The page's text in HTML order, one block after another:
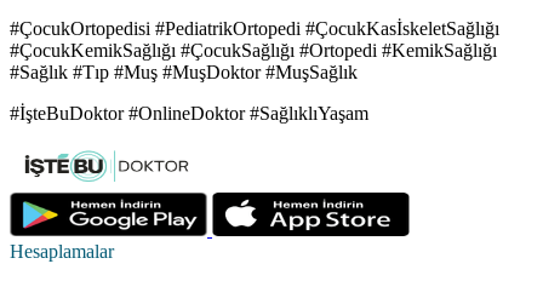
#ÇocukOrtopedisi #PediatrikOrtopedi #ÇocukKasİskeletSağlığı
#ÇocukKemikSağlığı #ÇocukSağlığı #Ortopedi #KemikSağlığı
#Sağlık #Tıp #Muş #MuşDoktor #MuşSağlık
#İşteBuDoktor #OnlineDoktor #SağlıklıYaşam
Hesaplamalar